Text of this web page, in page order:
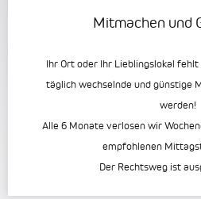
Mitmachen und
Ihr Ort oder Ihr Lieblingslokal fehlt
täglich wechselnde und günstige
werden!
Alle 6 Monate verlosen wir
empfohlenen
Der Rechtsweg ist